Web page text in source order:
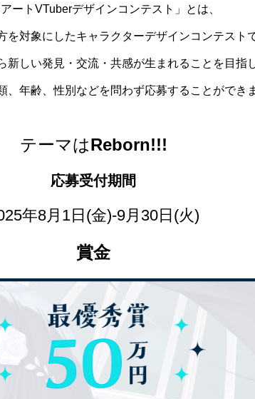
アートVTuberデザインコンテスト」とは、
を対象にしたキャラクターデザインコンテスト
新しい発見・交流・共感が生まれることを目指
、年齢、性別などを問わず応募することができ
テーマはReborn!!!
応募受付期間
年8月1日(金)-9月30日(火)
賞金